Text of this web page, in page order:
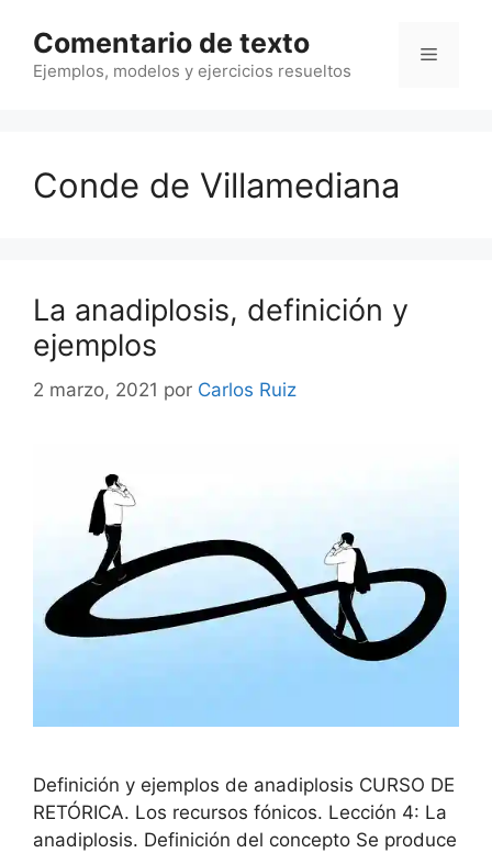
contenido
Comentario de texto
Ejemplos, modelos y ejercicios resueltos
Menú
Conde de Villamediana
La anadiplosis, definición y
ejemplos
2 marzo, 2021 por Carlos Ruiz
Definición y ejemplos de anadiplosis CURSO DE
RETÓRICA. Los recursos fónicos. Lección 4: La
anadiplosis. Definición del concepto Se produce